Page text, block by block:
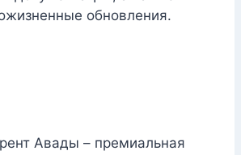
обновления.
Авады – премиальная